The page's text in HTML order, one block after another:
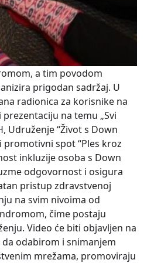
a tim povodom
prigodan sadržaj. U
radionica za korisnike na
na temu „Svi
Udruženje “Život s Down
promotivni spot “Ples kroz
inkluzije osoba s Down
odgovornost i osigura
pristup zdravstvenoj
na svim nivoima od
čime postaju
Video će biti objavljen na
odabirom i snimanjem
mrežama, promoviraju